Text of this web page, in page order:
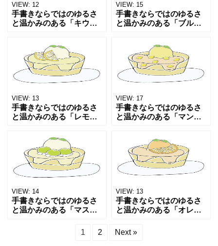
VIEW: 12
手書きならではのゆるさ
と温かみのある「キウイ
SNS,ブログ等のワンポイ
ントとしてお使いくださ
い。 また、カフェ風のデ
VIEW: 15
手書きならではのゆるさ
と温かみのある「ブルー
フェメニューやSNS,ブロ
グ等のワンポイントとし
てお使いください。 また
VIEW: 13
手書きならではのゆるさ
と温かみのある「レモン
ラストです。 カフェメニ
ューやSNS,ブログ等のワ
ンポイントとしてお使い
ください。 また、カフ
VIEW: 17
手書きならではのゆるさ
と温かみのある「マンゴ
ニューやSNS,ブログ等の
ワンポイントとしてお使
いください。 また、カ
VIEW: 14
手書きならではのゆるさ
と温かみのある「マスカ
のイラストです。 カフェ
VIEW: 13
手書きならではのゆるさ
と温かみのある「オレン
イラストです。 カフェメ
1 2 Next »